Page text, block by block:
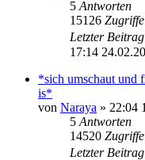
5 Antworten
15126 Zugriffe
Letzter Beitrag
17:14
*sich umschaut und
is*
von Naraya » 22:04
5 Antworten
14520 Zugriffe
Letzter Beitrag